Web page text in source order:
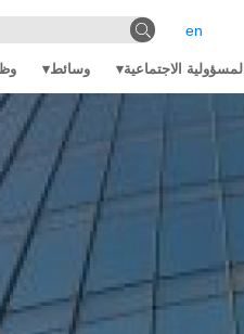
en
المسؤولية الاجتماعية وسائط